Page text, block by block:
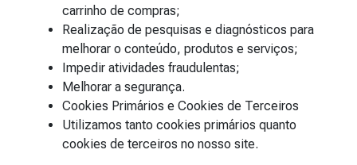
carrinho de compras;
Realização de pesquisas e diagnósticos para
melhorar o conteúdo, produtos e serviços;
Impedir atividades fraudulentas;
Melhorar a segurança.
Cookies Primários e Cookies de Terceiros
Utilizamos tanto cookies primários quanto
cookies de terceiros no nosso site.